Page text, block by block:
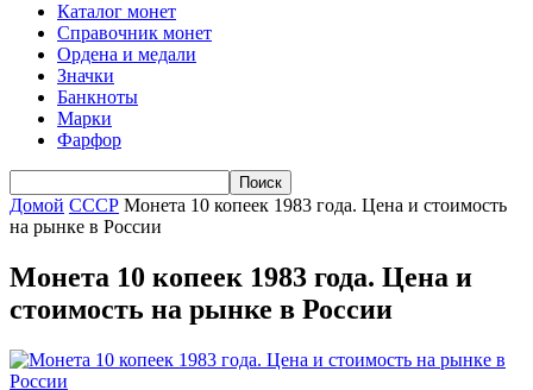
Каталог монет
Справочник монет
Ордена и медали
Значки
Банкноты
Марки
Фарфор
Домой СССР Монета 10 копеек 1983 года. Цена и стоимость
на рынке в России
Монета 10 копеек 1983 года. Цена и
стоимость на рынке в России